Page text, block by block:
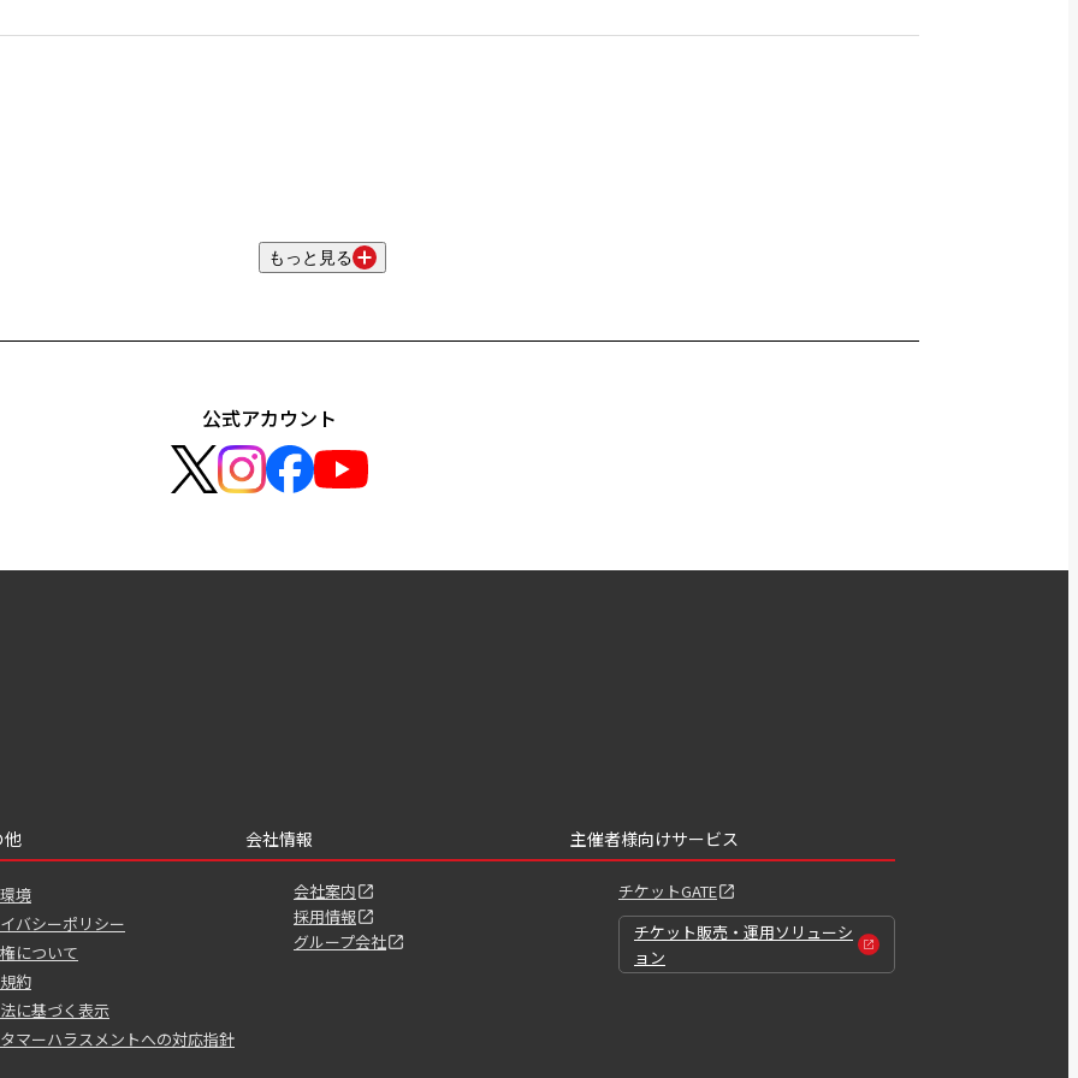
もっと見る
公式アカウント
他
境
バシーポリシー
について
約
に基づく表示
マーハラスメントへの対応指針
会社情報
会社案内
採用情報
グループ会社
主催者様向けサービス
チケットGATE
チケット販売・運用ソリューシ
ョン